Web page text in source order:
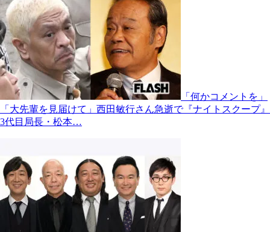
「何かコメントを」
「大先輩を見届けて」西田敏行さん急逝で『ナイトスクープ』
3代目局長・松本…